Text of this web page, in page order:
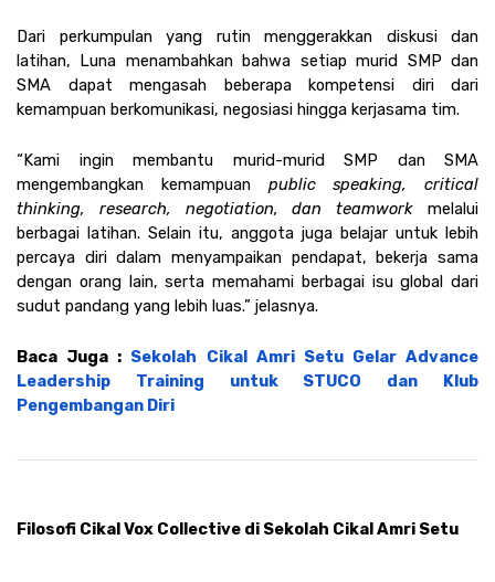
Dari perkumpulan yang rutin menggerakkan diskusi dan
latihan, Luna menambahkan bahwa setiap murid SMP dan
SMA dapat mengasah beberapa kompetensi diri dari
kemampuan berkomunikasi, negosiasi hingga kerjasama tim.
“Kami ingin membantu murid-murid SMP dan SMA
mengembangkan kemampuan public speaking, critical
thinking, research, negotiation, dan teamwork melalui
berbagai latihan. Selain itu, anggota juga belajar untuk lebih
percaya diri dalam menyampaikan pendapat, bekerja sama
dengan orang lain, serta memahami berbagai isu global dari
sudut pandang yang lebih luas.” jelasnya.
Baca Juga : Sekolah Cikal Amri Setu Gelar Advance
Leadership Training untuk STUCO dan Klub
Pengembangan Diri
Filosofi Cikal Vox Collective di Sekolah Cikal Amri Setu